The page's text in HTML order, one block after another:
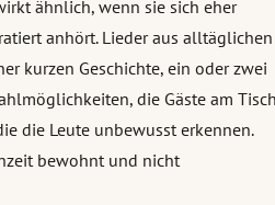
ähnlich, wenn sie sich eher
anhört. Lieder aus alltäglichen
kurzen Geschichte, ein oder zwei
die Gäste am
die Leute unbewusst erkennen.
bewohnt und nicht